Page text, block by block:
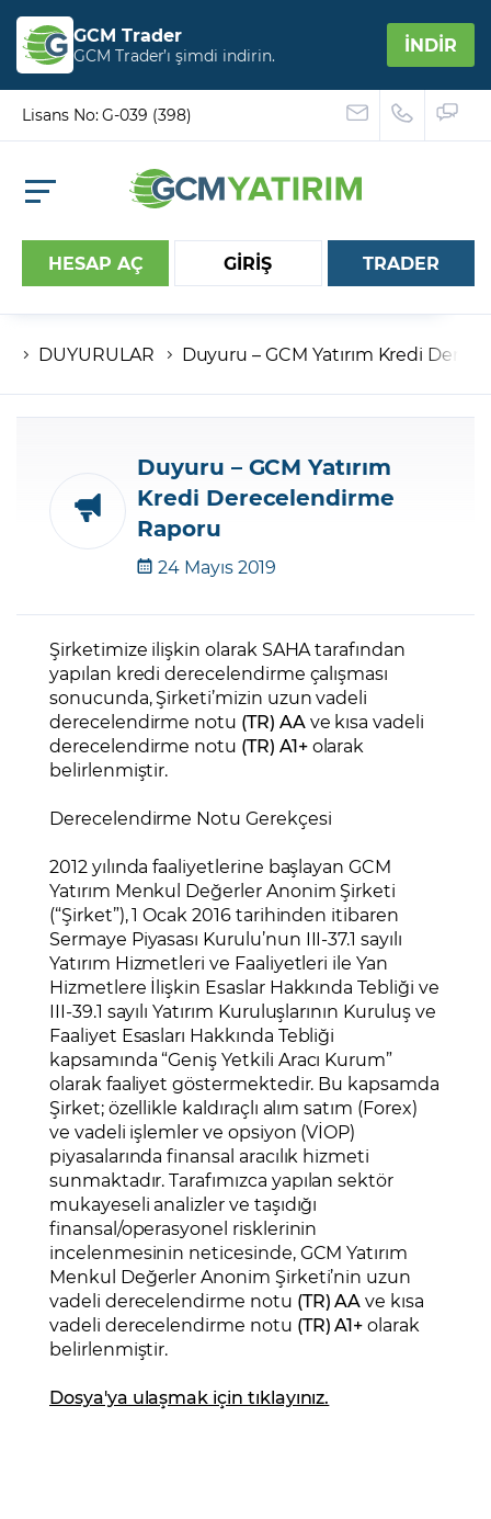
GCM Trader
GCM Trader’ı şimdi indirin. İNDİR
Lisans No: G-039 (398)
HESAP AÇ GİRİŞ
Hesap numaranız
Şifreniz
Şifremi Unuttum
TRADER
DUYURULAR Duyuru – GCM Yatırım Kredi
Duyuru – GCM Yatırım
Kredi Derecelendirme
Raporu
24 Mayıs 2019
Şirketimize ilişkin olarak SAHA tarafından
yapılan kredi derecelendirme çalışması
sonucunda, Şirketi’mizin uzun vadeli
derecelendirme notu (TR) AAve kısa vadeli
derecelendirme notu (TR) A1+olarak
belirlenmiştir.
Derecelendirme Notu Gerekçesi
2012 yılında faaliyetlerine başlayan GCM
Yatırım Menkul Değerler Anonim Şirketi
(“Şirket”), 1 Ocak 2016 tarihinden itibaren
Sermaye Piyasası Kurulu’nun III-37.1 sayılı
Yatırım Hizmetleri ve Faaliyetleri ile Yan
Hizmetlere İlişkin Esaslar Hakkında Tebliği ve
III-39.1 sayılı Yatırım Kuruluşlarının Kuruluş ve
Faaliyet Esasları Hakkında Tebliği
kapsamında “Geniş Yetkili Aracı Kurum”
olarak faaliyet göstermektedir. Bu kapsamda
Şirket; özellikle kaldıraçlı alım satım (Forex)
ve vadeli işlemler ve opsiyon (VİOP)
piyasalarında finansal aracılık hizmeti
sunmaktadır. Tarafımızca yapılan sektör
mukayeseli analizler ve taşıdığı
finansal/operasyonel risklerinin
incelenmesinin neticesinde, GCM Yatırım
Menkul Değerler Anonim Şirketi’nin uzun
vadeli derecelendirme notu (TR) AAve kısa
vadeli derecelendirme notu (TR) A1+olarak
belirlenmiştir.
Dosya'ya ulaşmak için tıklayınız.